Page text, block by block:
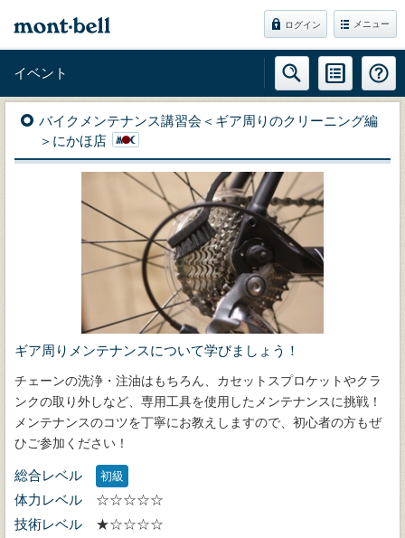
ログイン メニュー
イベント
バイクメンテナンス講習会＜ギア周りのクリーニング編
＞にかほ店
ギア周りメンテナンスについて学びましょう！
チェーンの洗浄・注油はもちろん、カセットスプロケットやクラ
ンクの取り外しなど、専用工具を使用したメンテナンスに挑戦！
メンテナンスのコツを丁寧にお教えしますので、初心者の方もぜ
ひご参加ください！
総合レベル 初級
体力レベル
☆☆☆☆☆
技術レベル
★☆☆☆☆